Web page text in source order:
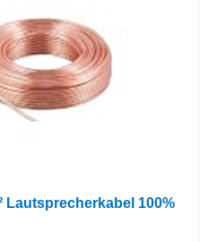
Lautsprecherkabel 100%